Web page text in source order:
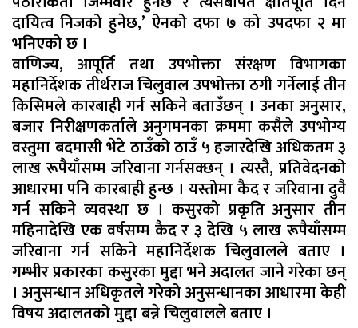
दायित्व निजको हुनेछ,’ ऐनको दफा ७ को उपदफा २ मा
भनिएको छ ।
वाणिज्य, आपूर्ति तथा उपभोक्ता संरक्षण विभागका
महानिर्देशक तीर्थराज चिलुवाल उपभोक्ता ठगी गर्नेलाई तीन
किसिमले कारबाही गर्न सकिने बताउँछन् । उनका अनुसार,
बजार निरीक्षणकर्ताले अनुगमनका क्रममा कसैले उपभोग्य
वस्तुमा बदमासी भेटे ठाउँको ठाउँ ५ हजारदेखि अधिकतम ३
लाख रूपैयाँसम्म जरिवाना गर्नसक्छन् । त्यस्तै, प्रतिवेदनको
आधारमा पनि कारबाही हुन्छ । यस्तोमा कैद र जरिवाना दुवै
गर्न सकिने व्यवस्था छ । कसुरको प्रकृति अनुसार तीन
महिनादेखि एक वर्षसम्म कैद र ३ देखि ५ लाख रूपैयाँसम्म
जरिवाना गर्न सकिने महानिर्देशक चिलुवालले बताए ।
गम्भीर प्रकारका कसुरका मुद्दा भने अदालत जाने गरेका छन्
। अनुसन्धान अधिकृतले गरेको अनुसन्धानका आधारमा केही
विषय अदालतको मुद्दा बन्ने चिलुवालले बताए ।